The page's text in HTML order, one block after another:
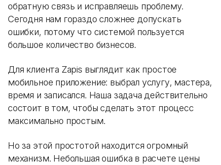
обратную связь и исправляешь проблему.
Сегодня нам гораздо сложнее допускать
ошибки, потому что системой пользуется
большое количество бизнесов.
Для клиента Zapis выглядит как простое
мобильное приложение: выбрал услугу, мастера,
время и записался. Наша задача действительно
состоит в том, чтобы сделать этот процесс
максимально простым.
Но за этой простотой находится огромный
механизм. Небольшая ошибка в расчете цены